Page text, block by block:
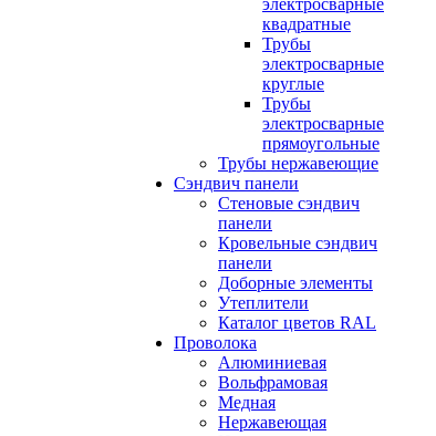
электросварные
квадратные
Трубы
электросварные
круглые
Трубы
электросварные
прямоугольные
Трубы нержавеющие
Сэндвич панели
Стеновые сэндвич
панели
Кровельные сэндвич
панели
Доборные элементы
Утеплители
Каталог цветов RAL
Проволока
Алюминиевая
Вольфрамовая
Медная
Нержавеющая